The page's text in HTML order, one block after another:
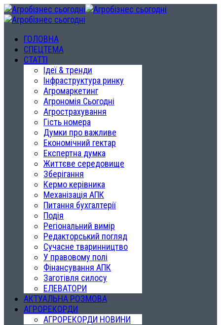
ГОЛОВНА
СПЕЦТЕМА
СТАТТІ
Ідеї & тренди
Інфраструктура ринку
Агромаркетинг
Агрономія Сьогодні
Агрострахування
Гість номера
Думки про важливе
Економічний гектар
Експертна думка
Життєве середовище
Зберігання
Кермо керівника
Механізація АПК
Питання бухгалтерії
Подія
Регіональний вимір
Редакторський погляд
Сучасне тваринництво
У правовому полі
Фінансування АПК
Заготівля силосу
ЕЛЕВАТОРИ
АКТУАЛЬНА РОЗМОВА
АГРОРЕКОРДИ
АГРОРЕКОРДИ НОВИНИ